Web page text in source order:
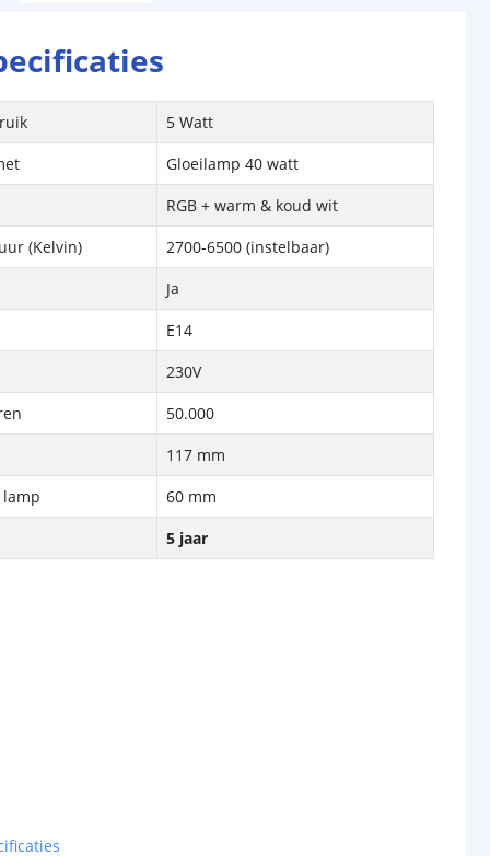
5 Watt
Gloeilamp 40 watt
RGB + warm & koud wit
(Kelvin)
2700-6500 (instelbaar)
Ja
E14
230V
50.000
117 mm
60 mm
5 jaar